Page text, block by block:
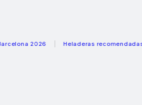
2026 Heladeras recomendadas